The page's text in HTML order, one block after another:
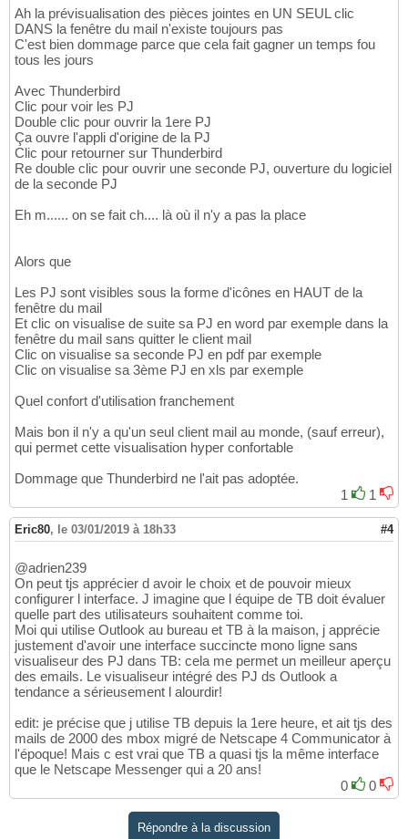
Ah la prévisualisation des pièces jointes en UN SEUL clic
DANS la fenêtre du mail n'existe toujours pas
C'est bien dommage parce que cela fait gagner un temps fou
tous les jours
Avec Thunderbird
Clic pour voir les PJ
Double clic pour ouvrir la 1ere PJ
Ça ouvre l'appli d'origine de la PJ
Clic pour retourner sur Thunderbird
Re double clic pour ouvrir une seconde PJ, ouverture du logiciel
de la seconde PJ
Eh m...... on se fait ch.... là où il n'y a pas la place
Alors que
Les PJ sont visibles sous la forme d'icônes en HAUT de la
fenêtre du mail
Et clic on visualise de suite sa PJ en word par exemple dans la
fenêtre du mail sans quitter le client mail
Clic on visualise sa seconde PJ en pdf par exemple
Clic on visualise sa 3ème PJ en xls par exemple
Quel confort d'utilisation franchement
Mais bon il n'y a qu'un seul client mail au monde, (sauf erreur),
qui permet cette visualisation hyper confortable
Dommage que Thunderbird ne l'ait pas adoptée.
1
1
Eric80, le 03/01/2019 à 18h33 #4
@adrien239
On peut tjs apprécier d avoir le choix et de pouvoir mieux
configurer l interface. J imagine que l équipe de TB doit évaluer
quelle part des utilisateurs souhaitent comme toi.
Moi qui utilise Outlook au bureau et TB à la maison, j apprécie
justement d'avoir une interface succincte mono ligne sans
visualiseur des PJ dans TB: cela me permet un meilleur aperçu
des emails. Le visualiseur intégré des PJ ds Outlook a
tendance a sérieusement l alourdir!
edit: je précise que j utilise TB depuis la 1ere heure, et ait tjs des
mails de 2000 des mbox migré de Netscape 4 Communicator à
l'époque! Mais c est vrai que TB a quasi tjs la même interface
que le Netscape Messenger qui a 20 ans!
0
0
Répondre à la discussion